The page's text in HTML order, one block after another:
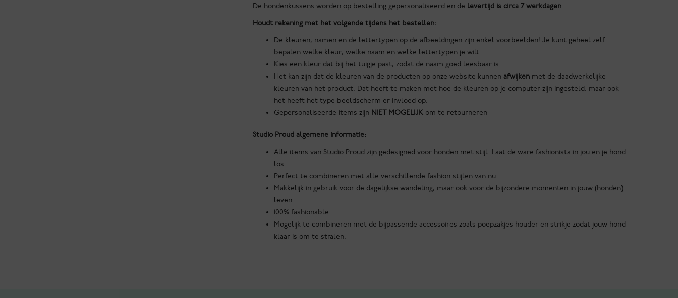
De hondenkussens worden op bestelling gepersonaliseerd en de levertijd is circa 7 werkdagen.
Houdt rekening met het volgende tijdens het bestellen:
De kleuren, namen en de lettertypen op de afbeeldingen zijn enkel voorbeelden! Je kunt geheel zelf
bepalen welke kleur, welke naam en welke lettertypen je wilt.
Kies een kleur dat bij het tuigje past, zodat de naam goed leesbaar is.
Het kan zijn dat de kleuren van de producten op onze website kunnen afwijken met de daadwerkelijke
kleuren van het product. Dat heeft te maken met hoe de kleuren op je computer zijn ingesteld, maar ook
het heeft het type beeldscherm er invloed op.
Gepersonaliseerde items zijn NIET MOGELIJK om te retourneren
Studio Proud algemene informatie:
Alle items van Studio Proud zijn gedesigned voor honden met stijl. Laat de ware fashionista in jou en je hond
los.
Perfect te combineren met alle verschillende fashion stijlen van nu.
Makkelijk in gebruik voor de dagelijkse wandeling, maar ook voor de bijzondere momenten in jouw (honden)
leven
100% fashionable.
Mogelijk te combineren met de bijpassende accessoires zoals poepzakjes houder en strikje zodat jouw hond
klaar is om te stralen.